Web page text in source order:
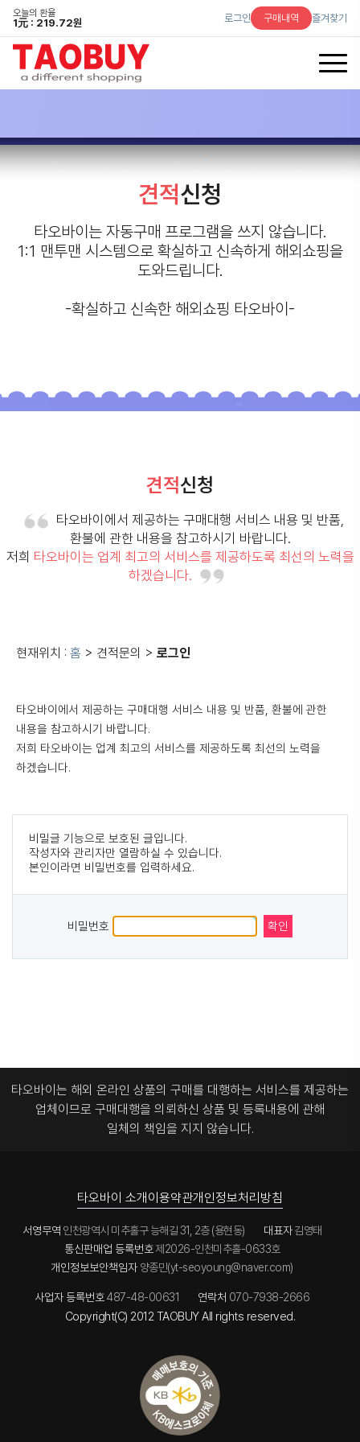
오늘의 환율
1元 : 219.72원 로그인 구매내역 즐겨찾기
견적신청
타오바이는 자동구매 프로그램을 쓰지 않습니다.
1:1 맨투맨 시스템으로 확실하고 신속하게 해외쇼핑을
도와드립니다.
-확실하고 신속한 해외쇼핑 타오바이-
견적신청
타오바이에서 제공하는 구매대행 서비스 내용 및 반품,
환불에 관한 내용을 참고하시기 바랍니다.
저희 타오바이는 업계 최고의 서비스를 제공하도록 최선의 노력을
하겠습니다.
현재위치 :홈 > 견적문의 >로그인
타오바이에서 제공하는 구매대행 서비스 내용 및 반품, 환불에 관한
내용을 참고하시기 바랍니다.
저희 타오바이는 업계 최고의 서비스를 제공하도록 최선의 노력을
하겠습니다.
비밀글 기능으로 보호된 글입니다.
작성자와 관리자만 열람하실 수 있습니다.
본인이라면 비밀번호를 입력하세요.
비밀번호
타오바이는 해외 온라인 상품의 구매를 대행하는 서비스를 제공하는
업체이므로 구매대행을 의뢰하신 상품 및 등록내용에 관해
일체의 책임을 지지 않습니다.
타오바이 소개이용약관개인정보처리방침
서영무역 인천광역시 미추홀구 능해길 31, 2층 (용현동) 대표자김영태
통신판매업 등록번호제2026-인천미추홀-0633호
개인정보보안책임자 양종민(yt-seoyoung@naver.com)
사업자 등록번호487-48-00631 연락처 070-7938-2666
Copyright(C) 2012 TAOBUY All rights reserved.